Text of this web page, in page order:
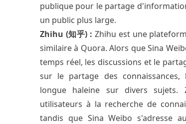
publique pour le partage
un public plus large.
Zhihu (知乎) : Zhihu est une
similaire à Quora. Alors que Sina
temps réel, les discussions et le
sur le partage des
longue haleine sur divers
utilisateurs à la recherche de
tandis que Sina Weibo s'adresse